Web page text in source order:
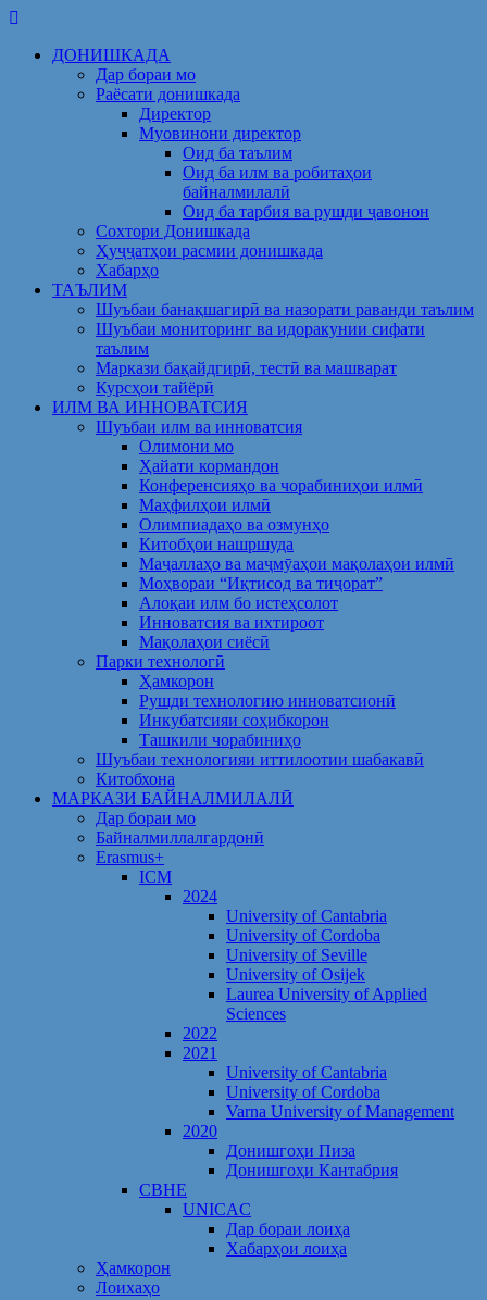
Skip
contentДОНИШКАДА
Дар бораи мо
Раёсати донишкада
Директор
Муовинони директор
Оид ба таълим
Оид ба илм ва робитаҳои
байналмилалӣ
Оид ба тарбия ва рушди ҷавонон
Сохтори Донишкада
Ҳуҷҷатҳои расмии донишкада
Хабарҳо
ТАЪЛИМ
Шуъбаи банақшагирӣ ва назорати раванди таълим
Шуъбаи мониторинг ва идоракунии сифати
таълим
Маркази бақайдгирӣ, тестӣ ва машварат
Курсҳои тайёрӣ
ИЛМ ВА ИННОВАТСИЯ
Шуъбаи илм ва инноватсия
Олимони мо
Ҳайати кормандон
Конференсияҳо ва чорабиниҳои илмӣ
Маҳфилҳои илмӣ
Олимпиадаҳо ва озмунҳо
Китобҳои нашршуда
Маҷаллаҳо ва маҷмӯаҳои мақолаҳои илмӣ
Моҳвораи “Иқтисод ва тиҷорат”
Алоқаи илм бо истеҳсолот
Инноватсия ва ихтироот
Мақолаҳои сиёсӣ
Парки технологӣ
Ҳамкорон
Рушди технологию инноватсионӣ
Инкубатсияи соҳибкорон
Ташкили чорабиниҳо
Шуъбаи технологияи иттилоотии шабакавӣ
Китобхона
МАРКАЗИ БАЙНАЛМИЛАЛӢ
Дар бораи мо
Байналмиллалгардонӣ
Erasmus+
ICM
2024
University of Cantabria
University of Cordoba
University of Seville
University of Osijek
Laurea University of Applied
Sciences
2022
2021
University of Cantabria
University of Cordoba
Varna University of Management
2020
Донишгоҳи Пиза
Донишгоҳи Кантабрия
CBHE
UNICAC
Дар бораи лоиҳа
Хабарҳои лоиҳа
Ҳамкорон
Лоихаҳо